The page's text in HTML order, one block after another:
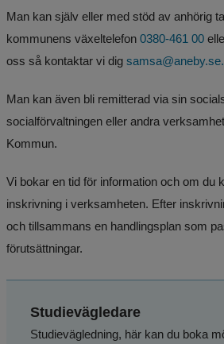
Man kan själv eller med stöd av anhörig
kommunens växeltelefon 0380-461 00
oss så kontaktar vi dig samsa@aneby.se.
Man kan även bli remitterad via sin
socialförvaltningen eller andra
Kommun.
Vi bokar en tid för information och om du
inskrivning i verksamheten. Efter
och tillsammans en handlingsplan som
förutsättningar.
Studievägledare
Studievägledning, här kan du boka